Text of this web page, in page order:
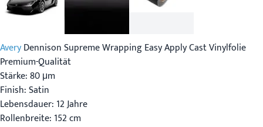
AveryDennison Supreme Wrapping Easy Apply Cast Vinylfolie
Premium-Qualität
Stärke: 80 μm
Finish: Satin
Lebensdauer: 12 Jahre
Rollenbreite: 152 cm